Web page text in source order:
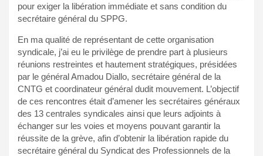
pour exiger la libération immédiate et sans condition du
secrétaire général du SPPG.
En ma qualité de représentant de cette organisation
syndicale, j’ai eu le privilège de prendre part à plusieurs
réunions restreintes et hautement stratégiques, présidées
par le général Amadou Diallo, secrétaire général de la
CNTG et coordinateur général dudit mouvement. L’objectif
de ces rencontres était d’amener les secrétaires généraux
des 13 centrales syndicales ainsi que leurs adjoints à
échanger sur les voies et moyens pouvant garantir la
réussite de la grève, afin d’obtenir la libération rapide du
secrétaire général du Syndicat des Professionnels de la